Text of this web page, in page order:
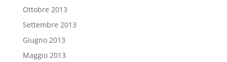
Ottobre 2013
Settembre 2013
Giugno 2013
Maggio 2013